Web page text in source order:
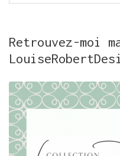
Retrouvez-moi